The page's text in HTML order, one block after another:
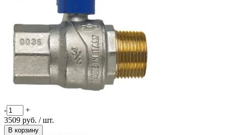
-
+
3509 руб. / шт.
В корзину